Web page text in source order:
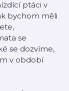
ptáci v
bychom měli
se
se dozvíme,
v období